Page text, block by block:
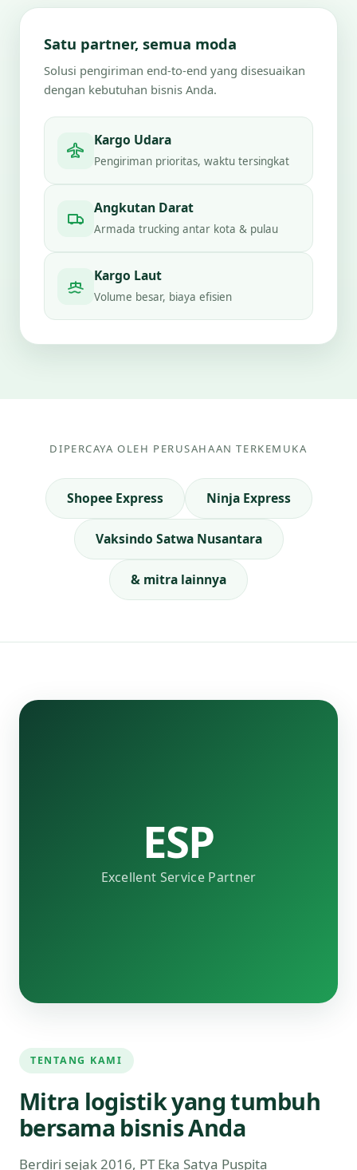
Satu partner, semua moda
Solusi pengiriman end-to-end yang disesuaikan
dengan kebutuhan bisnis Anda.
Kargo Udara
Pengiriman prioritas, waktu tersingkat
Angkutan Darat
Armada trucking antar kota & pulau
Kargo Laut
Volume besar, biaya efisien
DIPERCAYA OLEH PERUSAHAAN TERKEMUKA
Shopee Express Ninja Express
Vaksindo Satwa Nusantara
& mitra lainnya
ESP
Excellent Service Partner
TENTANG KAMI
Mitra logistik yang tumbuh
bersama bisnis Anda
Berdiri sejak 2016, PT Eka Satya Puspita